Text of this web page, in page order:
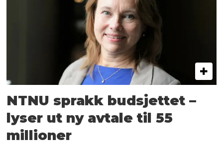
NTNU sprakk budsjettet –
lyser ut ny avtale til 55
millioner